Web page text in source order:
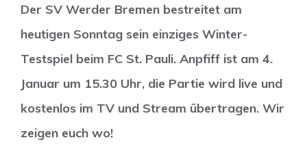
Der SV Werder Bremen bestreitet am
heutigen Sonntag sein einziges Winter-
Testspiel beim FC St. Pauli. Anpfiff ist am 4.
Januar um 15.30 Uhr, die Partie wird live und
kostenlos im TV und Stream übertragen. Wir
zeigen euch wo!